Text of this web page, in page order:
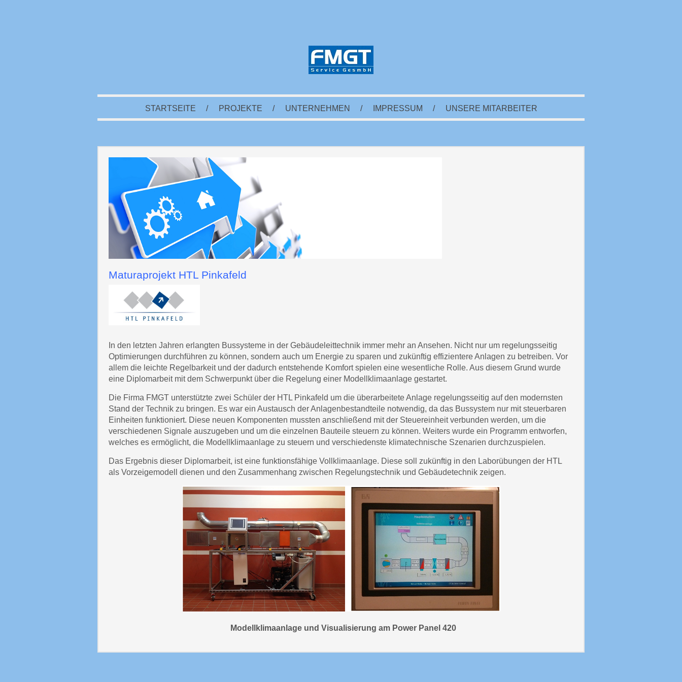
STARTSEITE / PROJEKTE / UNTERNEHMEN / IMPRESSUM / UNSERE MITARBEITER
Maturaprojekt HTL Pinkafeld
In den letzten Jahren erlangten Bussysteme in der Gebäudeleittechnik immer mehr an Ansehen. Nicht nur um regelungsseitig
Optimierungen durchführen zu können, sondern auch um Energie zu sparen und zukünftig effizientere Anlagen zu betreiben. Vor
allem die leichte Regelbarkeit und der dadurch entstehende Komfort spielen eine wesentliche Rolle. Aus diesem Grund wurde
eine Diplomarbeit mit dem Schwerpunkt über die Regelung einer Modellklimaanlage gestartet.
Die Firma FMGT unterstützte zwei Schüler der HTL Pinkafeld um die überarbeitete Anlage regelungsseitig auf den modernsten
Stand der Technik zu bringen. Es war ein Austausch der Anlagenbestandteile notwendig, da das Bussystem nur mit steuerbaren
Einheiten funktioniert. Diese neuen Komponenten mussten anschließend mit der Steuereinheit verbunden werden, um die
verschiedenen Signale auszugeben und um die einzelnen Bauteile steuern zu können. Weiters wurde ein Programm entworfen,
welches es ermöglicht, die Modellklimaanlage zu steuern und verschiedenste klimatechnische Szenarien durchzuspielen.
Das Ergebnis dieser Diplomarbeit, ist eine funktionsfähige Vollklimaanlage. Diese soll zukünftig in den Laborübungen der HTL
als Vorzeigemodell dienen und den Zusammenhang zwischen Regelungstechnik und Gebäudetechnik zeigen.
Modellklimaanlage und Visualisierung am Power Panel 420